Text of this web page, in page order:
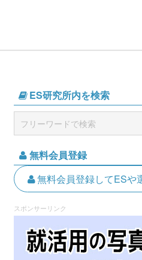
ES研究所内を検索
無料会員登録
無料会員登録してESや
スポンサーリンク